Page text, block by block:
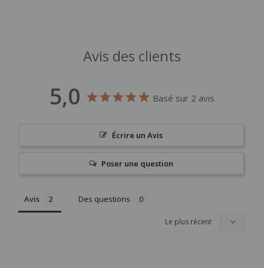
Avis des clients
5,0 Basé sur 2 avis
Écrire un Avis
Poser une question
Avis Des questions